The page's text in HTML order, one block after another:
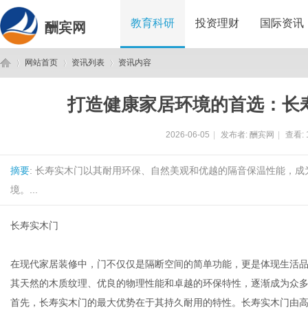
酬宾网 教育科研 投资理财 国际资讯
网站首页 资讯列表 资讯内容
打造健康家居环境的首选：
2026-06-05 发布者: 酬宾网 查看:
摘要: 长寿实木门以其耐用环保、自然美观和优越的隔音保温性能，
境。...
长寿实木门
在现代家居装修中，门不仅仅是隔断空间的简单功能，更是体现生活
其天然的木质纹理、优良的物理性能和卓越的环保特性，逐渐成为众
首先，长寿实木门的最大优势在于其持久耐用的特性。长寿实木门由